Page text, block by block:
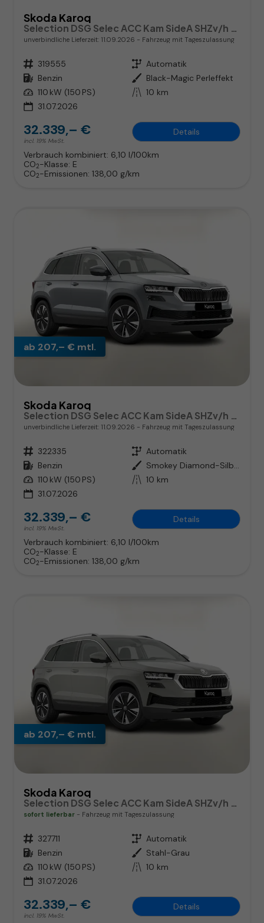
Skoda Karoq
unverbindliche Lieferzeit: 11.09.2026 Fahrzeug mit Tageszulassung
Fahrzeugnr. 319555 Getriebe Automatik
Kraftstoff Benzin Außenfarbe Black-Magic Perleffekt
Leistung 110 kW (150 PS) Kilometerstand 10 km
31.07.2026
32.339,– €
incl. 19% MwSt.
Details
Verbrauch kombiniert: 6,10 l/100km
CO2-Klasse: E
CO2-Emissionen: 138,00 g/km
ab 207,– € mtl.
Skoda Karoq
unverbindliche Lieferzeit: 11.09.2026 Fahrzeug mit Tageszulassung
Fahrzeugnr. 322335 Getriebe Automatik
Kraftstoff Benzin Außenfarbe
Smokey Diamond-Silber Metallic
Leistung 110 kW (150 PS) Kilometerstand 10 km
31.07.2026
32.339,– €
incl. 19% MwSt.
Details
Verbrauch kombiniert: 6,10 l/100km
CO2-Klasse: E
CO2-Emissionen: 138,00 g/km
ab 207,– € mtl.
Skoda Karoq
sofort lieferbar Fahrzeug mit Tageszulassung
Fahrzeugnr. 327711 Getriebe Automatik
Kraftstoff Benzin Außenfarbe Stahl-Grau
Leistung 110 kW (150 PS) Kilometerstand 10 km
31.07.2026
32.339,– €
incl. 19% MwSt.
Details